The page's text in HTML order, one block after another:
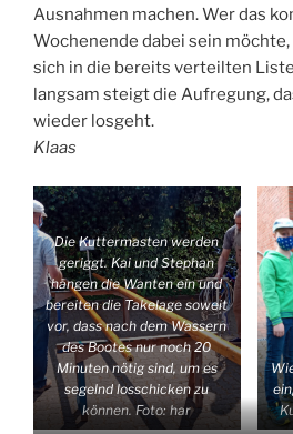
Ausnahmen machen. Wer das
Wochenende dabei sein
sich in die bereits verteilten
langsam steigt die Aufregung,
wieder losgeht.
Klaas
Die Kuttermasten werden
geriggt. Kai und Stephan
hängen die Wanten ein und
bereiten die Takelage soweit
vor, dass nach dem Wassern
des Bootes nur noch 20
Minuten nötig sind, um es
segelnd losschicken zu
können. Foto: har